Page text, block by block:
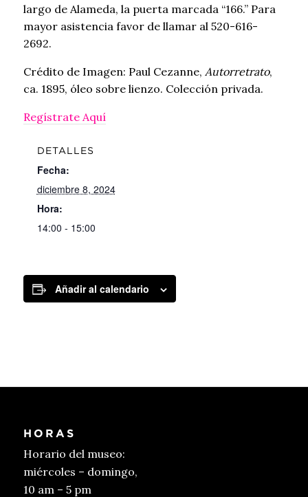
largo de Alameda, la puerta marcada “166.” Para
mayor asistencia favor de llamar al 520-616-
2692.
Crédito de Imagen: Paul Cezanne, Autorretrato,
ca. 1895, óleo sobre lienzo. Colección privada.
Regístrate Aquí
DETALLES
Fecha:
diciembre 8, 2024
Hora:
14:00 - 15:00
Añadir al calendario
HORAS
Horario del museo:
miércoles – domingo,
10 am – 5 pm